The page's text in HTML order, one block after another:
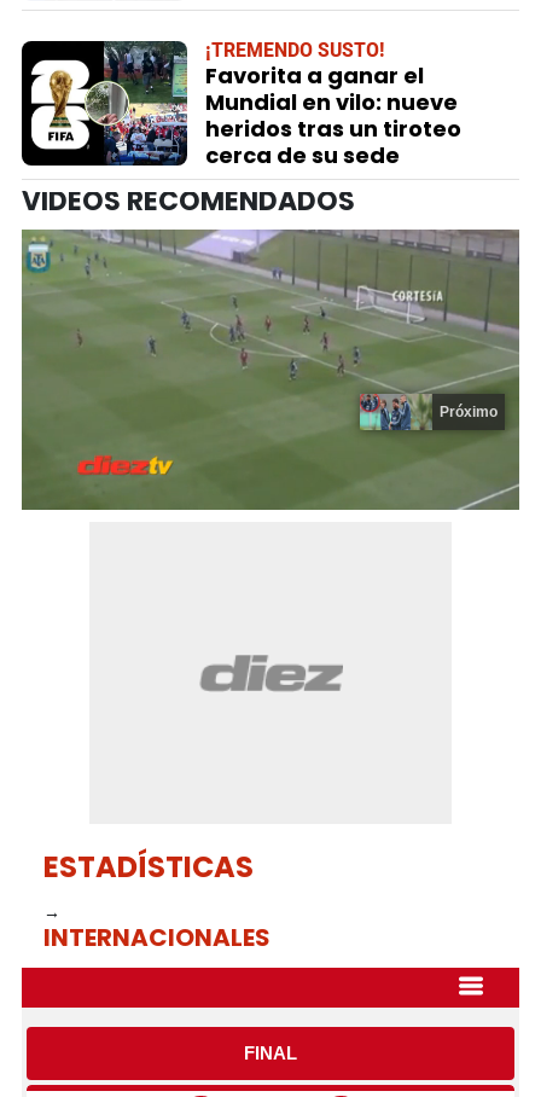
¡TREMENDO SUSTO!
Favorita a ganar el
Mundial en vilo: nueve
heridos tras un tiroteo
cerca de su sede
VIDEOS RECOMENDADOS
Próximo
ESTADÍSTICAS
→
INTERNACIONALES